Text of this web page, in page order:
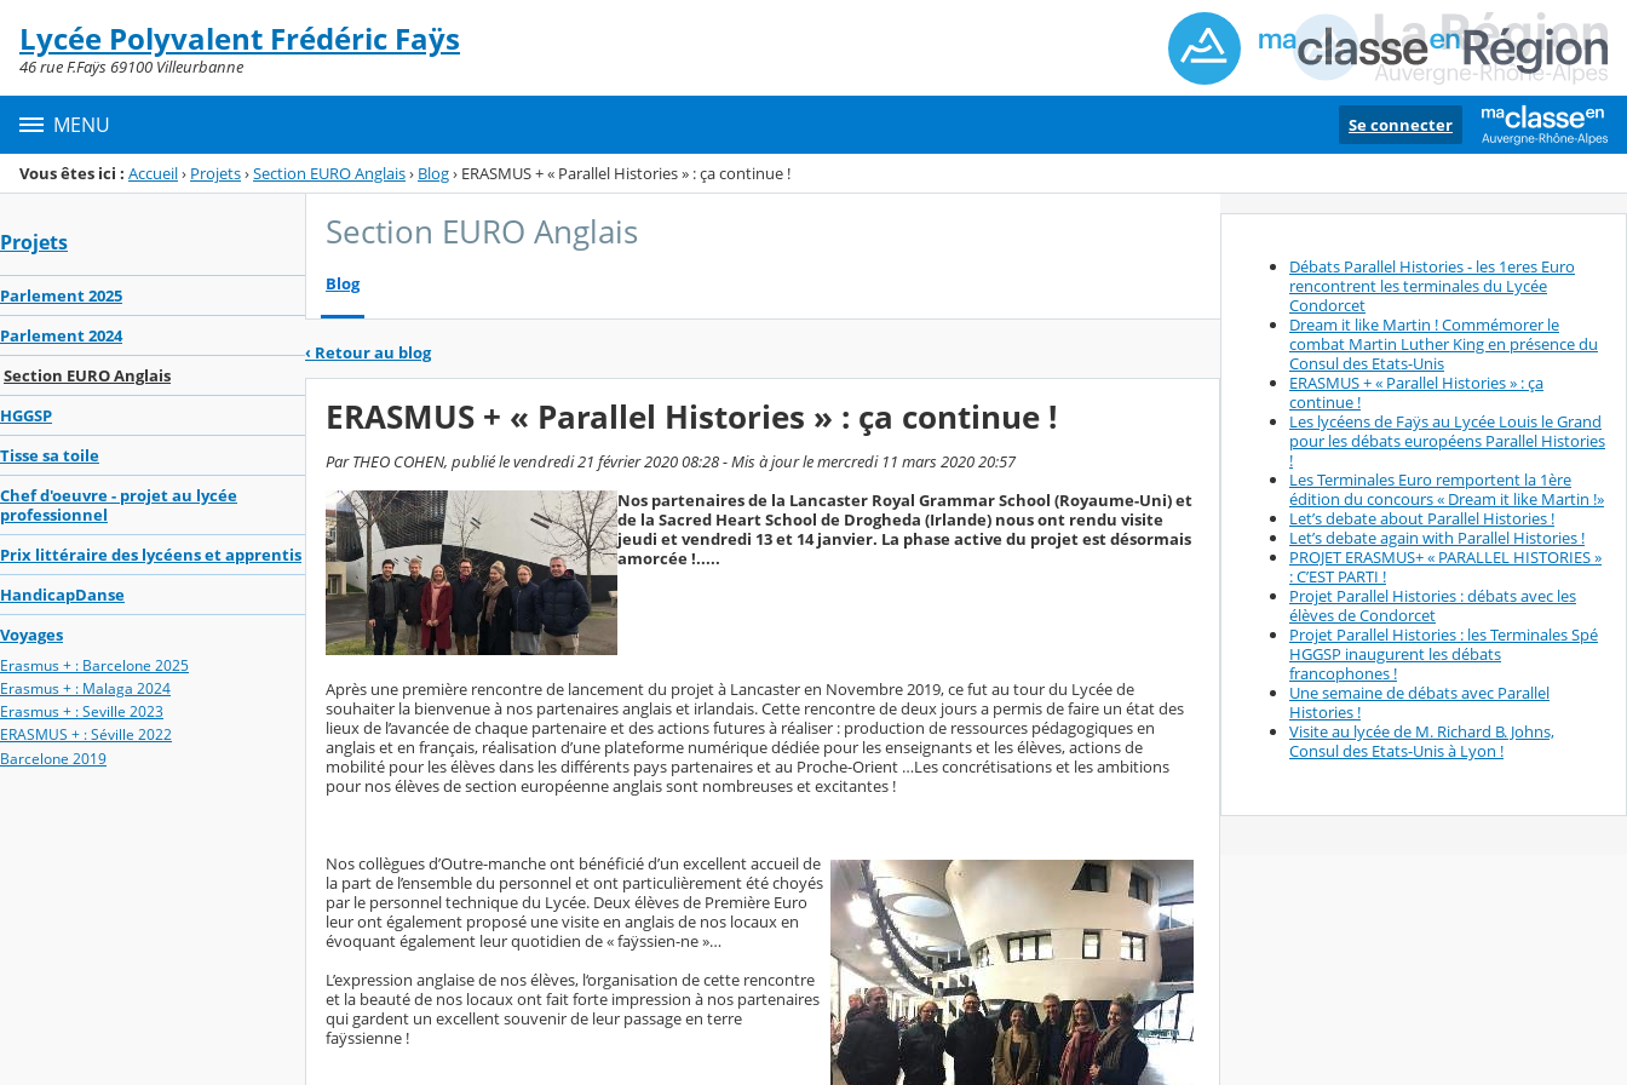
Menu de la rubrique
Contenu
Lycée Polyvalent Frédéric Faÿs
46 rue F.Faÿs 69100 Villeurbanne
MENU Se connecter
Vous êtes ici : Accueil› Projets›Section EURO Anglais› Blog› ERASMUS + « Parallel Histories » : ça continue !
Projets
Parlement 2025
Parlement 2024
Section EURO Anglais
HGGSP
Tisse sa toile
Chef d'oeuvre - projet au lycée
professionnel
Prix littéraire des lycéens et apprentis
HandicapDanse
Voyages
Erasmus + : Barcelone 2025
Erasmus + : Malaga 2024
Erasmus + : Seville 2023
ERASMUS + : Séville 2022
Barcelone 2019
Section EURO Anglais
Blog
‹ Retour au blog
ERASMUS + « Parallel Histories » : ça continue !
Par THEO COHEN, publié le vendredi 21 février 2020 08:28 - Mis à jour le mercredi 11 mars 2020 20:57
Nos partenaires de la Lancaster Royal Grammar School (Royaume-Uni) et
de la Sacred Heart School de Drogheda (Irlande) nous ont rendu visite
jeudi et vendredi 13 et 14 janvier. La phase active du projet est désormais
amorcée !.....
Après une première rencontre de lancement du projet à Lancaster en Novembre 2019, ce fut au tour du Lycée de
souhaiter la bienvenue à nos partenaires anglais et irlandais. Cette rencontre de deux jours a permis de faire un état des
lieux de l’avancée de chaque partenaire et des actions futures à réaliser : production de ressources pédagogiques en
anglais et en français, réalisation d’une plateforme numérique dédiée pour les enseignants et les élèves, actions de
mobilité pour les élèves dans les différents pays partenaires et au Proche-Orient …Les concrétisations et les ambitions
pour nos élèves de section européenne anglais sont nombreuses et excitantes !
Nos collègues d’Outre-manche ont bénéficié d’un excellent accueil de
la part de l’ensemble du personnel et ont particulièrement été choyés
par le personnel technique du Lycée. Deux élèves de Première Euro
leur ont également proposé une visite en anglais de nos locaux en
évoquant également leur quotidien de « faÿssien-ne »…
L’expression anglaise de nos élèves, l‘organisation de cette rencontre
et la beauté de nos locaux ont fait forte impression à nos partenaires
qui gardent un excellent souvenir de leur passage en terre
faÿssienne !
Débats Parallel Histories - les 1eres Euro
rencontrent les terminales du Lycée
Condorcet
Dream it like Martin ! Commémorer le
combat Martin Luther King en présence du
Consul des Etats-Unis
ERASMUS + « Parallel Histories » : ça
continue !
Les lycéens de Faÿs au Lycée Louis le Grand
pour les débats européens Parallel Histories
!
Les Terminales Euro remportent la 1ère
édition du concours « Dream it like Martin !»
Let’s debate about Parallel Histories !
Let’s debate again with Parallel Histories !
PROJET ERASMUS+ « PARALLEL HISTORIES »
: C’EST PARTI !
Projet Parallel Histories : débats avec les
élèves de Condorcet
Projet Parallel Histories : les Terminales Spé
HGGSP inaugurent les débats
francophones !
Une semaine de débats avec Parallel
Histories !
Visite au lycée de M. Richard B. Johns,
Consul des Etats-Unis à Lyon !